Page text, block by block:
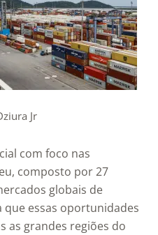
Jr
com foco nas
composto por 27
globais de
que essas oportunidades
as grandes regiões do